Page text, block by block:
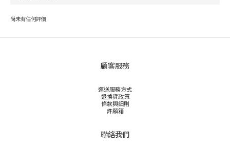
尚未有任何評價
顧客服務
運送服務方式
退換貨政策
條款與細則
許願箱
聯絡我們